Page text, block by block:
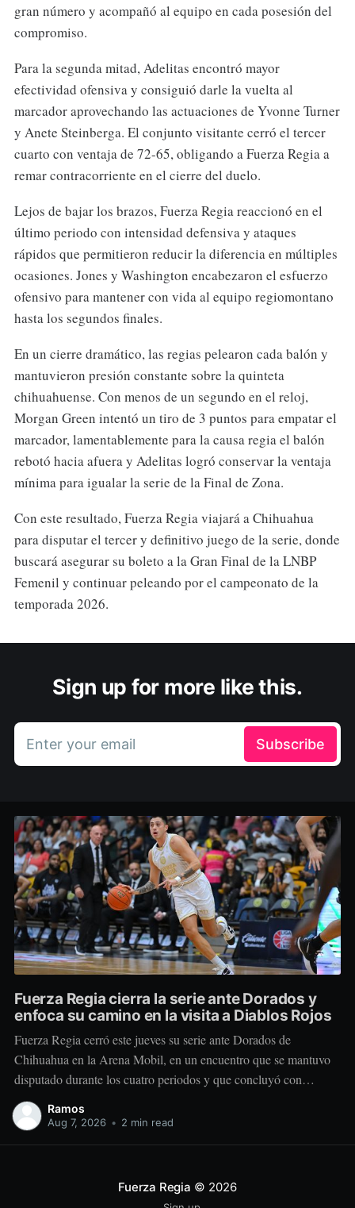
gran número y acompañó al equipo en cada posesión del
compromiso.
Para la segunda mitad, Adelitas encontró mayor
efectividad ofensiva y consiguió darle la vuelta al
marcador aprovechando las actuaciones de Yvonne Turner
y Anete Steinberga. El conjunto visitante cerró el tercer
cuarto con ventaja de 72-65, obligando a Fuerza Regia a
remar contracorriente en el cierre del duelo.
Lejos de bajar los brazos, Fuerza Regia reaccionó en el
último periodo con intensidad defensiva y ataques
rápidos que permitieron reducir la diferencia en múltiples
ocasiones. Jones y Washington encabezaron el esfuerzo
ofensivo para mantener con vida al equipo regiomontano
hasta los segundos finales.
En un cierre dramático, las regias pelearon cada balón y
mantuvieron presión constante sobre la quinteta
chihuahuense. Con menos de un segundo en el reloj,
Morgan Green intentó un tiro de 3 puntos para empatar el
marcador, lamentablemente para la causa regia el balón
rebotó hacia afuera y Adelitas logró conservar la ventaja
mínima para igualar la serie de la Final de Zona.
Con este resultado, Fuerza Regia viajará a Chihuahua
para disputar el tercer y definitivo juego de la serie, donde
buscará asegurar su boleto a la Gran Final de la LNBP
Femenil y continuar peleando por el campeonato de la
temporada 2026.
Sign up for more like this.
Enter your email Subscribe
Fuerza Regia cierra la serie ante Dorados y
enfoca su camino en la visita a Diablos Rojos
Fuerza Regia cerró este jueves su serie ante Dorados de
Chihuahua en la Arena Mobil, en un encuentro que se mantuvo
disputado durante los cuatro periodos y que concluyó con
marcador de 86-92 a favor del conjunto visitante. El cuadro
regiomontano se mantuvo cerca desde el comienzo. Dorados
Ramos
Aug 7, 2026 • 2 min read
Fuerza Regia © 2026